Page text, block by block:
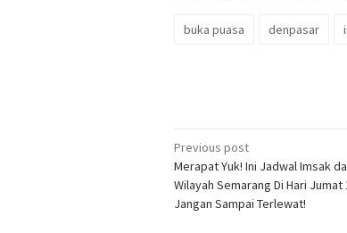
buka puasa denpasar
Post
navigation
Previous post
Merapat Yuk! Ini Jadwal Imsak
Wilayah Semarang Di Hari Jumat
Jangan Sampai Terlewat!